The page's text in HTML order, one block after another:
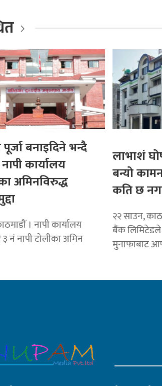
बनाइदिने भन्दै
कार्यालय
अमिनविरुद्ध
। नापी कार्यालय
नं नापी टोलीका अमिन
लाभाशं
बन्यो
कति छ
२२ साउन,
बैंक
मुनाफाबाट